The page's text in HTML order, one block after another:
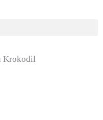
Krokodil